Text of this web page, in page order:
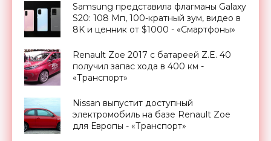
Samsung представила флагманы Galaxy
S20: 108 Мп, 100-кратный зум, видео в
8K и ценник от $1000 - «Смартфоны»
Renault Zoe 2017 с батареей Z.E. 40
получил запас хода в 400 км -
«Транспорт»
Nissan выпустит доступный
электромобиль на базе Renault Zoe
для Европы - «Транспорт»